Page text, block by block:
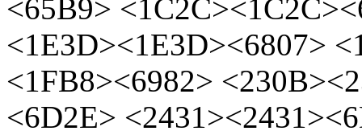
<65B9>
<1E3D><1E3D><6807>
<1FB8><6982>
<6D2E>